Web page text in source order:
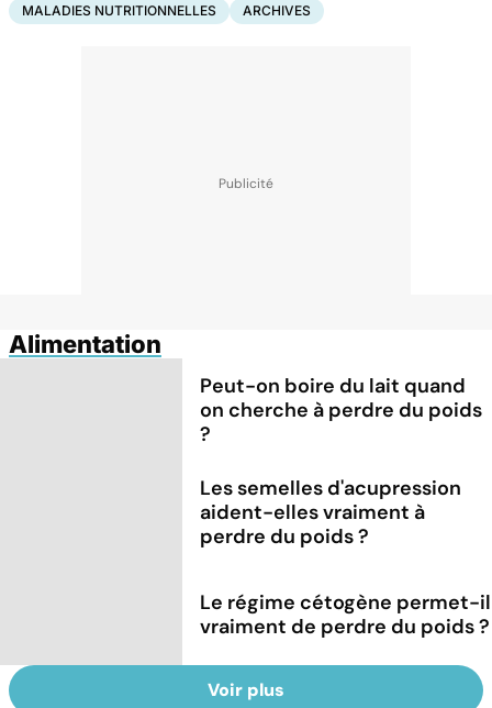
MALADIES NUTRITIONNELLES
ARCHIVES
Alimentation
Peut-on boire du lait quand
on cherche à perdre du poids
?
Les semelles d'acupression
aident-elles vraiment à
perdre du poids ?
Le régime cétogène permet-il
vraiment de perdre du poids ?
Voir plus